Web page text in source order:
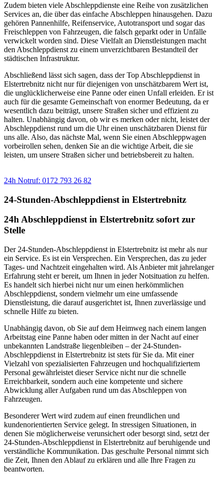
Zudem bieten viele Abschleppdienste eine Reihe von zusätzlichen
Services an, die über das einfache Abschleppen hinausgehen. Dazu
gehören Pannenhilfe, Reifenservice, Autotransport und sogar das
Freischleppen von Fahrzeugen, die falsch geparkt oder in Unfälle
verwickelt worden sind. Diese Vielfalt an Dienstleistungen macht
den Abschleppdienst zu einem unverzichtbaren Bestandteil der
städtischen Infrastruktur.
Abschließend lässt sich sagen, dass der Top Abschleppdienst in
Elstertrebnitz nicht nur für diejenigen von unschätzbarem Wert ist,
die unglücklicherweise eine Panne oder einen Unfall erleiden. Er ist
auch für die gesamte Gemeinschaft von enormer Bedeutung, da er
wesentlich dazu beiträgt, unsere Straßen sicher und effizient zu
halten. Unabhängig davon, ob wir es merken oder nicht, leistet der
Abschleppdienst rund um die Uhr einen unschätzbaren Dienst für
uns alle. Also, das nächste Mal, wenn Sie einen Abschleppwagen
vorbeirollen sehen, denken Sie an die wichtige Arbeit, die sie
leisten, um unsere Straßen sicher und betriebsbereit zu halten.
24h Notruf: 0172 793 26 82
24-Stunden-Abschleppdienst in Elstertrebnitz
24h Abschleppdienst in Elstertrebnitz sofort zur
Stelle
Der 24-Stunden-Abschleppdienst in Elstertrebnitz ist mehr als nur
ein Service. Es ist ein Versprechen. Ein Versprechen, das zu jeder
Tages- und Nachtzeit eingehalten wird. Als Anbieter mit jahrelanger
Erfahrung steht er bereit, um Ihnen in jeder Notsituation zu helfen.
Es handelt sich hierbei nicht nur um einen herkömmlichen
Abschleppdienst, sondern vielmehr um eine umfassende
Dienstleistung, die darauf ausgerichtet ist, Ihnen zuverlässige und
schnelle Hilfe zu bieten.
Unabhängig davon, ob Sie auf dem Heimweg nach einem langen
Arbeitstag eine Panne haben oder mitten in der Nacht auf einer
unbekannten Landstraße liegenbleiben – der 24-Stunden-
Abschleppdienst in Elstertrebnitz ist stets für Sie da. Mit einer
Vielzahl von spezialisierten Fahrzeugen und hochqualifiziertem
Personal gewährleistet dieser Service nicht nur die schnelle
Erreichbarkeit, sondern auch eine kompetente und sichere
Abwicklung aller Aufgaben rund um das Abschleppen von
Fahrzeugen.
Besonderer Wert wird zudem auf einen freundlichen und
kundenorientierten Service gelegt. In stressigen Situationen, in
denen Sie möglicherweise verunsichert oder besorgt sind, setzt der
24-Stunden-Abschleppdienst in Elstertrebnitz auf beruhigende und
verständliche Kommunikation. Das geschulte Personal nimmt sich
die Zeit, Ihnen den Ablauf zu erklären und alle Ihre Fragen zu
beantworten.